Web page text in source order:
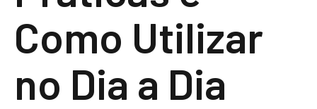
Como Utilizar
no Dia a Dia